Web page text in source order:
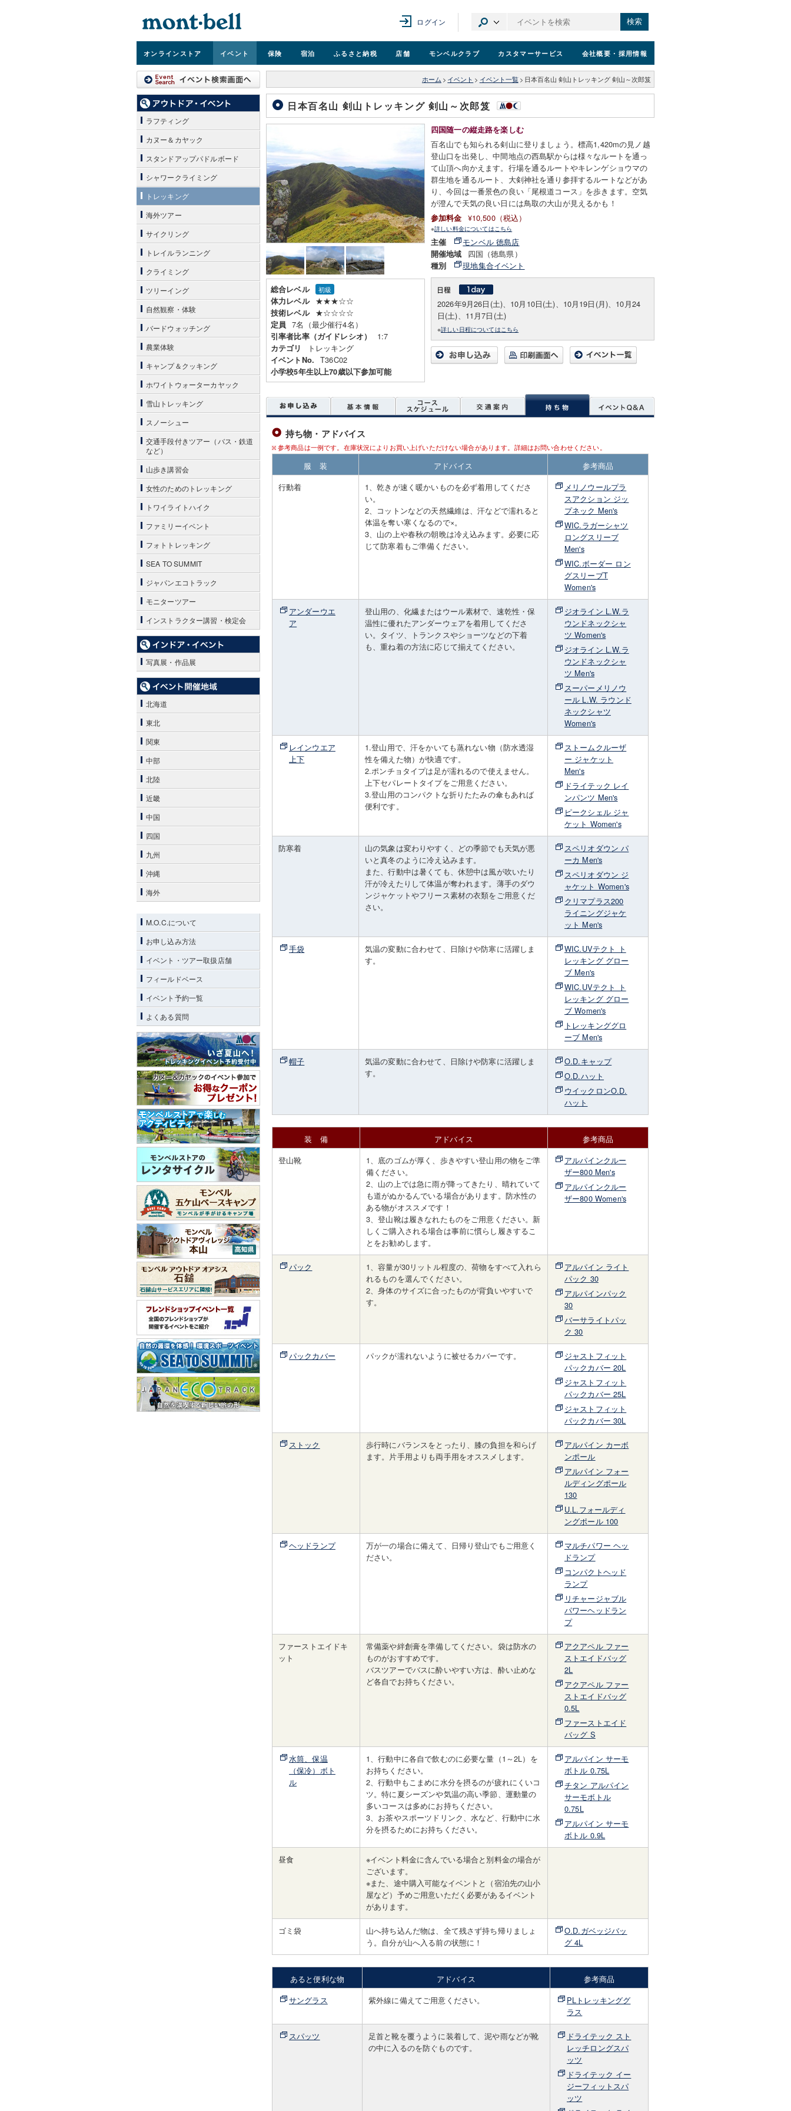
ログイン 検索
オンラインストア イベント 保険 宿泊 ふるさと納税 店舗 モンベルクラブ カスタマーサービス 会社概要 ・採用情報
ホーム > イベント > イベント一覧 > 日本百名山 剣山トレッキング 剣山～次郎笈
日本百名山 剣山トレッキング 剣山～次郎笈
総合レベル 初級
体力レベル ★★★☆☆
技術レベル ★☆☆☆☆
定員 7名（最少催行4名）
引率者比率（ガイドレシオ） 1:7
カテゴリ トレッキング
イベントNo. T36C02
小学校5年生以上70歳以下参加可能
四国随一の縦走路を楽しむ
百名山でも知られる剣山に登りましょう。標高1,420mの見ノ越
登山口を出発し、中間地点の西島駅からは様々なルートを通っ
て山頂へ向かえます。行場を通るルートやキレンゲショウマの
群生地を通るルート、大剣神社を通り参拝するルートなどがあ
り、今回は一番景色の良い「尾根道コース」を歩きます。空気
が澄んで天気の良い日には鳥取の大山が見えるかも！
参加料金 ¥10,500（税込）
※詳しい料金についてはこちら
主催 モンベル 徳島店
開催地域 四国（徳島県）
種別 現地集合イベント
2026年9月26日(土)、10月10日(土)、10月19日(月)、10月24
日(土)、11月7日(土)
※詳しい日程についてはこちら
持ち物・アドバイス
参考商品は一例です。在庫状況によりお買い上げいただけない場合があります。詳細はお問い合わせください。
服 装 アドバイス
参考商品
行動着
1、乾きが速く暖かいものを必ず着用してくださ
い。
2、コットンなどの天然繊維は、汗などで濡れると
体温を奪い寒くなるので×。
3、山の上や春秋の朝晩は冷え込みます。必要に応
じて防寒着もご準備ください。
メリノウールプラ
スアクション ジッ
プネック Men's
WIC.ラガーシャツ
ロングスリーブ
Men's
WIC.ボーダー ロン
グスリーブT
Women's
アンダーウエ
ア
登山用の、化繊またはウール素材で、速乾性・保
温性に優れたアンダーウェアを着用してくださ
い。タイツ、トランクスやショーツなどの下着
も、重ね着の方法に応じて揃えてください。
ジオライン L.W.ラ
ウンドネックシャ
ツ Women's
ジオライン L.W.ラ
ウンドネックシャ
ツ Men's
スーパーメリノウ
ール L.W. ラウンド
ネックシャツ
Women's
レインウエア
上下
1.登山用で、汗をかいても蒸れない物（防水透湿
性を備えた物）が快適です。
2.ポンチョタイプは足が濡れるので使えません。
上下セパレートタイプをご用意ください。
3.登山用のコンパクトな折りたたみの傘もあれば
便利です。
ストームクルーザ
ー ジャケット
Men's
ドライテック レイ
ンパンツ Men's
ピークシェル ジャ
ケット Women's
防寒着
山の気象は変わりやすく、どの季節でも天気が悪
いと真冬のように冷え込みます。
また、行動中は暑くても、休憩中は風が吹いたり
汗が冷えたりして体温が奪われます。薄手のダウ
ンジャケットやフリース素材の衣類をご用意くだ
さい。
スペリオダウン パ
ーカ Men's
スペリオダウン ジ
ャケット Women's
クリマプラス200
ライニングジャケ
ット Men's
手袋
気温の変動に合わせて、日除けや防寒に活躍しま
す。
WIC.UVテクト ト
レッキング グロー
ブ Men's
WIC.UVテクト ト
レッキング グロー
ブ Women's
トレッキンググロ
ーブ Men's
帽子
気温の変動に合わせて、日除けや防寒に活躍しま
す。
O.D.キャップ
O.D.ハット
ウイックロンO.D.
ハット
装 備 アドバイス
参考商品
登山靴
1、底のゴムが厚く、歩きやすい登山用の物をご準
備ください。
2、山の上では急に雨が降ってきたり、晴れていて
も道がぬかるんでいる場合があります。防水性の
ある物がオススメです！
3、登山靴は履きなれたものをご用意ください。新
しくご購入される場合は事前に慣らし履きするこ
とをお勧めします。
アルパインクルー
ザー800 Men's
アルパインクルー
ザー800 Women's
パック
1、容量が30リットル程度の、荷物をすべて入れら
れるものを選んでください。
2、身体のサイズに合ったものが背負いやすいで
す。
アルパイン ライト
パック 30
アルパインパック
30
バーサライトパッ
ク 30
パックカバー パックが濡れないように被せるカバーです。
ジャストフィット
パックカバー 20L
ジャストフィット
パックカバー 25L
ジャストフィット
パックカバー 30L
ストック
歩行時にバランスをとったり、膝の負担を和らげ
ます。片手用よりも両手用をオススメします。
アルパイン カーボ
ンポール
アルパイン フォー
ルディングポール
130
U.L.フォールディ
ングポール 100
ヘッドランプ
万が一の場合に備えて、日帰り登山でもご用意く
ださい。
マルチパワー ヘッ
ドランプ
コンパクトヘッド
ランプ
リチャージャブル
パワーヘッドラン
プ
ファーストエイドキ
ット
常備薬や絆創膏を準備してください。袋は防水の
ものがおすすめです。
バスツアーでバスに酔いやすい方は、酔い止めな
ど各自でお持ちください。
アクアペル ファー
ストエイドバッグ
2L
アクアペル ファー
ストエイドバッグ
0.5L
ファーストエイド
バッグ S
水筒、保温
（保冷）ボト
ル
1、行動中に各自で飲むのに必要な量（1～2L）を
お持ちください。
2、行動中もこまめに水分を摂るのが疲れにくいコ
ツ。特に夏シーズンや気温の高い季節、運動量の
多いコースは多めにお持ちください。
3、お茶やスポーツドリンク、水など、行動中に水
分を摂るためにお持ちください。
アルパイン サーモ
ボトル 0.75L
チタン アルパイン
サーモボトル
0.75L
アルパイン サーモ
ボトル 0.9L
昼食
※イベント料金に含んでいる場合と別料金の場合が
ございます。
※また、途中購入可能なイベントと（宿泊先の山小
屋など）予めご用意いただく必要があるイベント
があります。
ゴミ袋
山へ持ち込んだ物は、全て残さず持ち帰りましょ
う。自分が山へ入る前の状態に！
O.D.ガベッジバッ
グ 4L
あると便利な物 アドバイス
参考商品
サングラス
紫外線に備えてご用意ください。
PLトレッキンググ
ラス
スパッツ
足首と靴を覆うように装着して、泥や雨などが靴
の中に入るのを防ぐものです。
ドライテック スト
レッチロングスパ
ッツ
ドライテック イー
ジーフィットスパ
ッツ
ラフティング
カヌー＆カヤック
スタンドアップパドルボード
シャワークライミング
トレッキング
海外ツアー
サイクリング
トレイルランニング
クライミング
ツリーイング
自然観察・体験
バードウォッチング
農業体験
キャンプ＆クッキング
ホワイトウォーターカヤック
雪山トレッキング
スノーシュー
交通手段付きツアー（バス・鉄道
など）
山歩き講習会
女性のためのトレッキング
トワイライトハイク
ファミリーイベント
フォトトレッキング
SEA TO SUMMIT
ジャパンエコトラック
モニターツアー
インストラクター講習・検定会
写真展・作品展
北海道
東北
関東
中部
北陸
近畿
中国
四国
九州
沖縄
海外
M.O.C.について
お申し込み方法
イベント・ツアー取扱店舗
フィールドベース
イベント予約一覧
よくある質問